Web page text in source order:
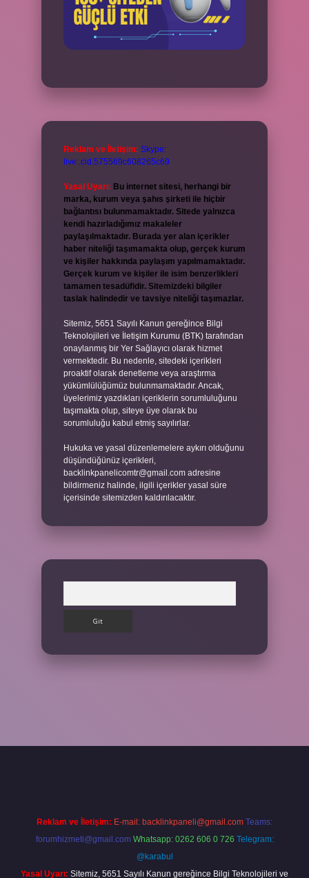
Reklam ve İletişim: Skype:
live:.cid.575569c608265c69
Yasal Uyarı: Bu internet sitesi, herhangi bir
marka, kurum veya şahıs şirketi ile hiçbir
bağlantısı bulunmamaktadır. Sitede yalnızca
kendi hazırladığımız makaleler
paylaşılmaktadır. Burada yer alan içerikler
haber niteliği taşımamakta olup, gerçek kurum
ve kişiler hakkında paylaşım yapılmamaktadır.
Gerçek kurum ve kişiler ile isim benzerlikleri
tamamen tesadüfidir. Sitemizdeki bilgiler
taslak halindedir ve tavsiye niteliği taşımazlar.
Sitemiz, 5651 Sayılı Kanun gereğince Bilgi
Teknolojileri ve İletişim Kurumu (BTK) tarafından
onaylanmış bir Yer Sağlayıcı olarak hizmet
vermektedir. Bu nedenle, sitedeki içerikleri
proaktif olarak denetleme veya araştırma
yükümlülüğümüz bulunmamaktadır. Ancak,
üyelerimiz yazdıkları içeriklerin sorumluluğunu
taşımakta olup, siteye üye olarak bu
sorumluluğu kabul etmiş sayılırlar.
Hukuka ve yasal düzenlemelere aykırı olduğunu
düşündüğünüz içerikleri,
backlinkpanelicomtr@gmail.com adresine
bildirmeniz halinde, ilgili içerikler yasal süre
içerisinde sitemizden kaldırılacaktır.
Reklam ve İletişim: E-mail: backlinkpaneli@gmail.com Teams:
forumhizmeti@gmail.com Whatsapp: 0262 606 0 726 Telegram:
@karabul
Yasal Uyarı: Sitemiz, 5651 Sayılı Kanun gereğince Bilgi Teknolojileri ve